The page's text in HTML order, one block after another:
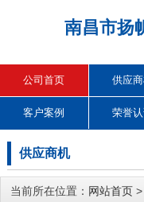
南昌市扬
公司首页 供应
客户案例 荣誉
供应商机
当前所在位置： 网站首页 >